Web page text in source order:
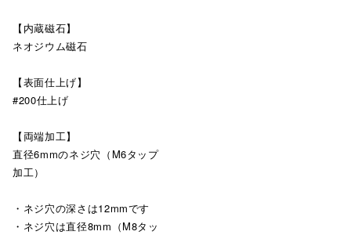
【内蔵磁石】
ネオジウム磁石
【表面仕上げ】
#200仕上げ
【両端加工】
直径6mmのネジ穴（M6タップ
加工）
・ネジ穴の深さは12mmです
・ネジ穴は直径8mm（M8タッ